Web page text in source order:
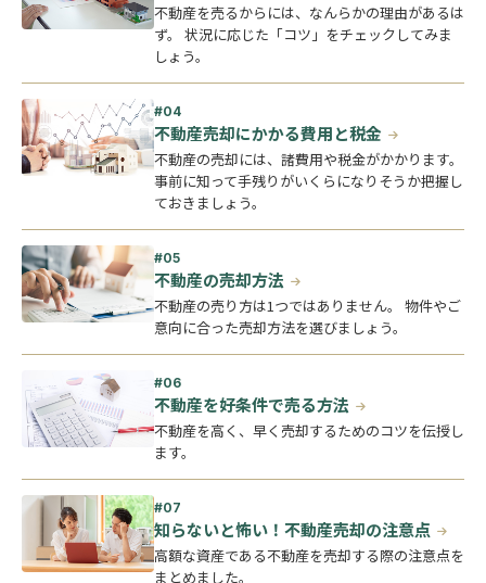
不動産を売るからには、なんらかの理由があるは
ず。 状況に応じた「コツ」をチェックしてみま
しょう。
不動産売却にかかる費用と税金
不動産の売却には、諸費用や税金がかかります。
事前に知って手残りがいくらになりそうか把握し
ておきましょう。
不動産の売却方法
不動産の売り方は1つではありません。 物件やご
意向に合った売却方法を選びましょう。
不動産を好条件で売る方法
不動産を高く、早く売却するためのコツを伝授し
ます。
知らないと怖い！不動産売却の注意点
高額な資産である不動産を売却する際の注意点を
まとめました。